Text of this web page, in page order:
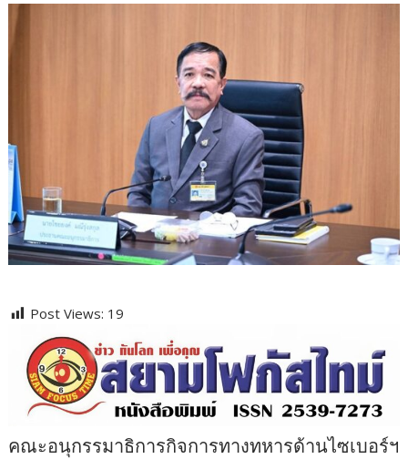
Post Views: 19
คณะอนุกรรมาธิการกิจการทางทหารด้านไซเบอร์ฯ